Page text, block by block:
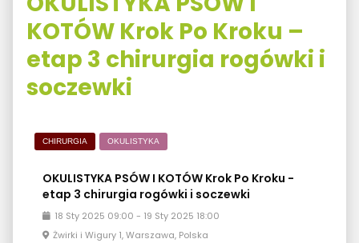
KOTÓW Krok Po Kroku –
etap 3 chirurgia rogówki i
soczewki
CHIRURGIA OKULISTYKA
OKULISTYKA PSÓW I KOTÓW Krok Po Kroku -
etap 3 chirurgia rogówki i soczewki
18 Sty 2025 09:00 - 19 Sty 2025 18:00
Żwirki i Wigury 1, Warszawa, Polska